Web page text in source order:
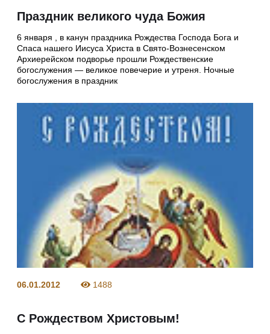
Праздник великого чуда Божия
6 января , в канун праздника Рождества Господа Бога и
Спаса нашего Иисуса Христа в Свято-Вознесенском
Архиерейском подворье прошли Рождественские
богослужения — великое повечерие и утреня. Ночные
богослужения в праздник
06.01.2012 1488
С Рождеством Христовым!